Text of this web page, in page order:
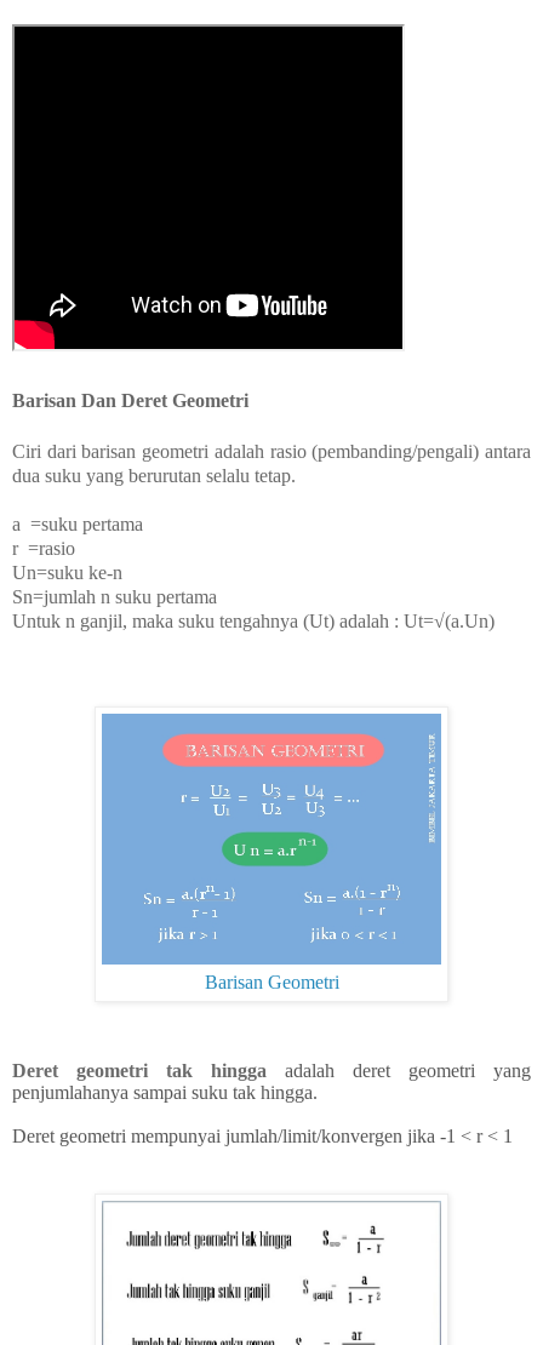
Barisan Dan Deret Geometri
Ciri dari barisan geometri adalah rasio (pembanding/pengali) antara
dua suku yang berurutan selalu tetap.
a =suku pertama
r =rasio
Un=suku ke-n
Sn=jumlah n suku pertama
Untuk n ganjil, maka suku tengahnya (Ut) adalah : Ut=√(a.Un)
Barisan Geometri
Deret geometri tak hingga adalah deret geometri yang
penjumlahanya sampai suku tak hingga.
Deret geometri mempunyai jumlah/limit/konvergen jika -1 < r < 1